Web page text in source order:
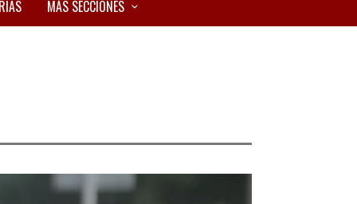
MÁS SECCIONES